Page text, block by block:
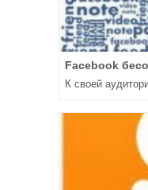
Facebook
К своей